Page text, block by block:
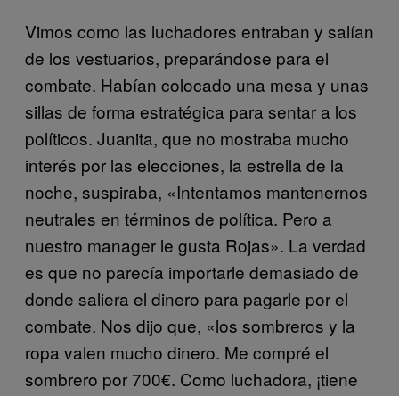
Vimos como las luchadores entraban y salían
de los vestuarios, preparándose para el
combate. Habían colocado una mesa y unas
sillas de forma estratégica para sentar a los
políticos. Juanita, que no mostraba mucho
interés por las elecciones, la estrella de la
noche, suspiraba, «Intentamos mantenernos
neutrales en términos de política. Pero a
nuestro manager le gusta Rojas». La verdad
es que no parecía importarle demasiado de
donde saliera el dinero para pagarle por el
combate. Nos dijo que, «los sombreros y la
ropa valen mucho dinero. Me compré el
sombrero por 700€. Como luchadora, ¡tiene